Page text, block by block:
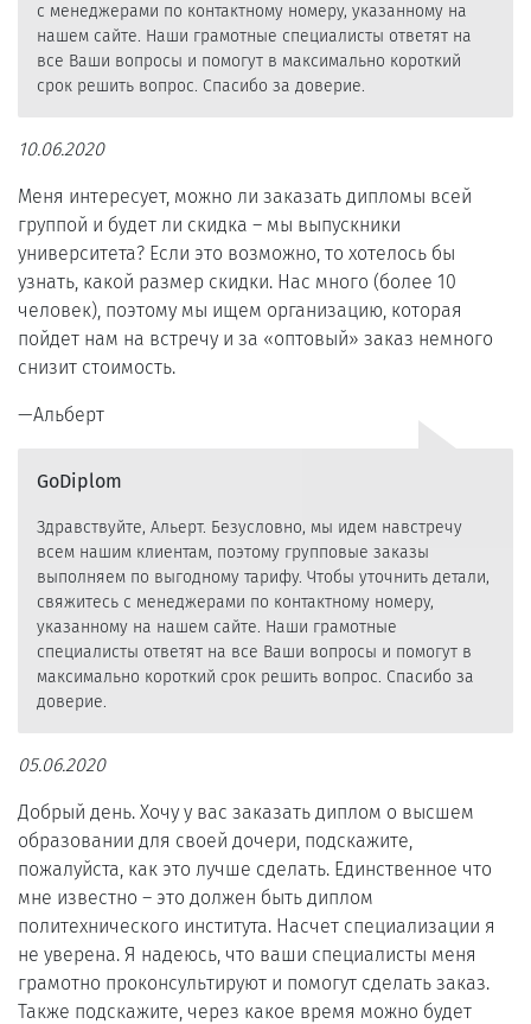
с менеджерами по контактному номеру, указанному на
нашем сайте. Наши грамотные специалисты ответят на
все Ваши вопросы и помогут в максимально короткий
срок решить вопрос. Спасибо за доверие.
10.06.2020
Меня интересует, можно ли заказать дипломы всей
группой и будет ли скидка – мы выпускники
университета? Если это возможно, то хотелось бы
узнать, какой размер скидки. Нас много (более 10
человек), поэтому мы ищем организацию, которая
пойдет нам на встречу и за «оптовый» заказ немного
снизит стоимость.
Альберт
GoDiplom
Здравствуйте, Альерт. Безусловно, мы идем навстречу
всем нашим клиентам, поэтому групповые заказы
выполняем по выгодному тарифу. Чтобы уточнить детали,
свяжитесь с менеджерами по контактному номеру,
указанному на нашем сайте. Наши грамотные
специалисты ответят на все Ваши вопросы и помогут в
максимально короткий срок решить вопрос. Спасибо за
доверие.
05.06.2020
Добрый день. Хочу у вас заказать диплом о высшем
образовании для своей дочери, подскажите,
пожалуйста, как это лучше сделать. Единственное что
мне известно – это должен быть диплом
политехнического института. Насчет специализации я
не уверена. Я надеюсь, что ваши специалисты меня
грамотно проконсультируют и помогут сделать заказ.
Также подскажите, через какое время можно будет